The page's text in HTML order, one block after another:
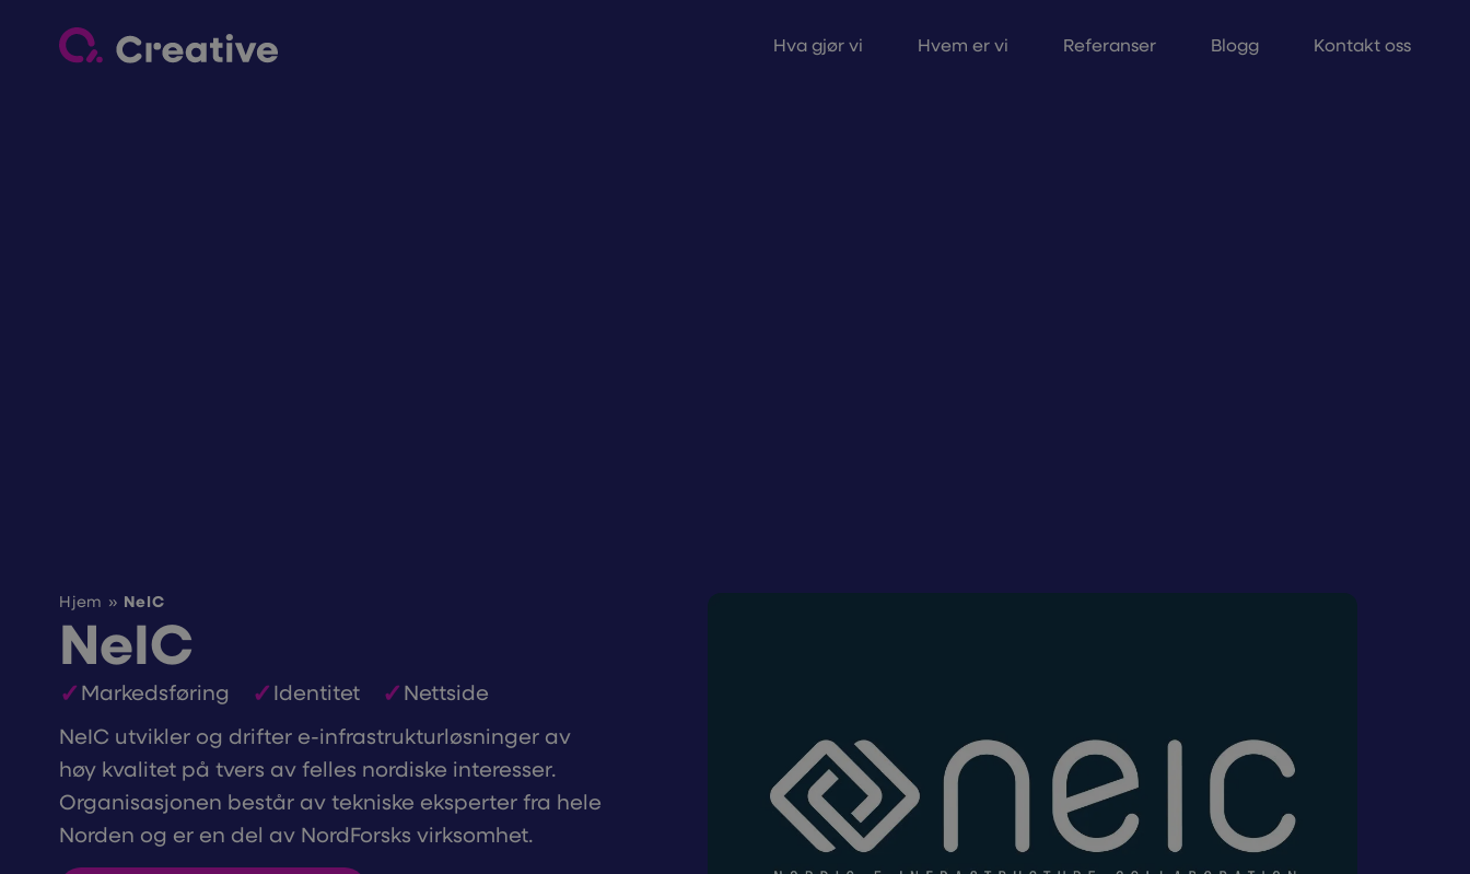
Hva gjør vi Hvem er vi Referanser Blogg Kontakt oss
Hjem » NeIC
NeIC
Markedsføring Identitet
Nettside
NeIC utvikler og drifter e-infrastrukturløsninger av
høy kvalitet på tvers av felles nordiske interesser.
Organisasjonen består av tekniske eksperter fra hele
Norden og er en del av NordForsks virksomhet.